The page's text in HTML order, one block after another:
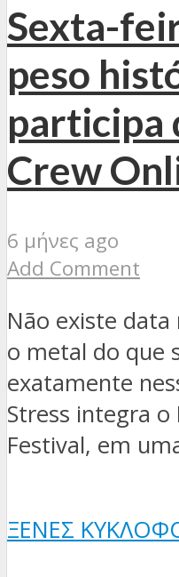
Sexta-
peso
participa
Crew
6 μήνες ago
Add Comment
Não existe
o metal do que
exatamente
Stress integra o
Festival, em
ΞΈΝΕΣ